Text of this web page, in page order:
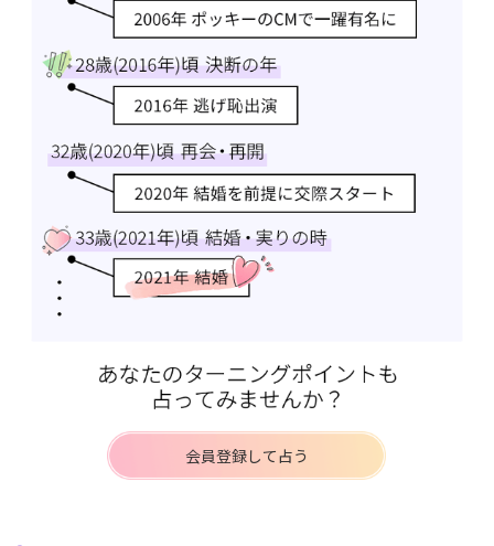
会員登録して占う